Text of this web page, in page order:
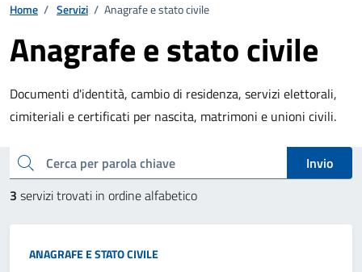
Home / Servizi / Anagrafe e stato civile
Anagrafe e stato civile
Documenti d'identità, cambio di residenza, servizi elettorali,
cimiteriali e certificati per nascita, matrimoni e unioni civili.
Esplora tutti i servizi
cerca
Invio
3 servizi trovati in ordine alfabetico
Categoria:
ANAGRAFE E STATO CIVILE